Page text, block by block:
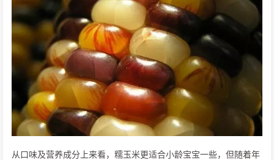
从口味及营养成分上来看，糯玉米更适合小龄宝宝一些，但随着年